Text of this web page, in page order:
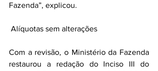
Fazenda”, explicou.
Alíquotas sem alterações
Com a revisão, o Ministério da Fazenda
restaurou a redação do Inciso III do